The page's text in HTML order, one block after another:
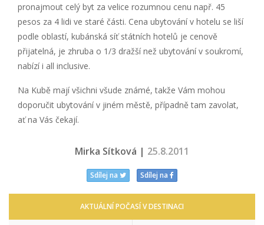
pronajmout celý byt za velice rozumnou cenu např. 45
pesos za 4 lidi ve staré části. Cena ubytování v hotelu se liší
podle oblastí, kubánská síť státních hotelů je cenově
přijatelná, je zhruba o 1/3 dražší než ubytování v soukromí,
nabízí i all inclusive.
Na Kubě mají všichni všude známé, takže Vám mohou
doporučit ubytování v jiném městě, případně tam zavolat,
ať na Vás čekají.
Mirka Sítková | 25.8.2011
Sdílej na Sdílej na
AKTUÁLNÍ POČASÍ V DESTINACI